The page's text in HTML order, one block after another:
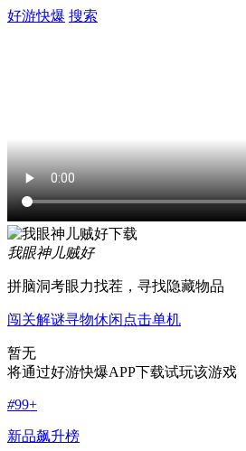
好游快爆 搜索
我眼神儿贼好
拼脑洞考眼力找茬，寻找隐藏物品
闯关解谜寻物休闲 点击单机
暂无
将通过好游快爆APP下载试玩该游戏
#99+
新品飙升榜